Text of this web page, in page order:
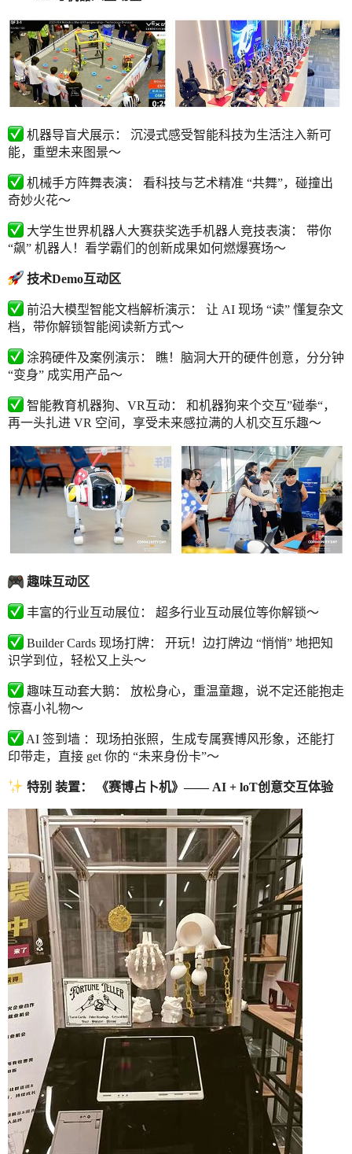
机器导盲犬展示： 沉浸式感受智能科技为生活注入新可
能，重塑未来图景～
机械手方阵舞表演： 看科技与艺术精准 “共舞”，碰撞出
奇妙火花～
大学生世界机器人大赛获奖选手机器人竞技表演： 带你
“飙” 机器人！看学霸们的创新成果如何燃爆赛场～
技术Demo互动区
前沿大模型智能文档解析演示： 让 AI 现场 “读” 懂复杂文
档，带你解锁智能阅读新方式～
涂鸦硬件及案例演示： 瞧！脑洞大开的硬件创意，分分钟
“变身” 成实用产品～
智能教育机器狗、VR互动： 和机器狗来个交互”碰拳“，
再一头扎进 VR 空间，享受未来感拉满的人机交互乐趣～
趣味互动区
丰富的行业互动展位： 超多行业互动展位等你解锁～
Builder Cards 现场打牌： 开玩！边打牌边 “悄悄” 地把知
识学到位，轻松又上头～
趣味互动套大鹅： 放松身心，重温童趣，说不定还能抱走
惊喜小礼物～
AI 签到墙 ：现场拍张照，生成专属赛博风形象，还能打
印带走，直接 get 你的 “未来身份卡”～
特别 装置： 《赛博占卜机》—— AI + loT创意交互体验